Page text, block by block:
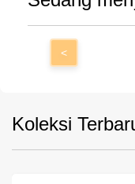
<
Koleksi